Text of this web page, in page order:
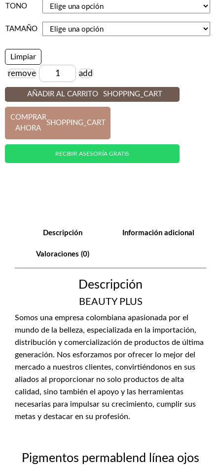
TONO
TAMAÑO
Limpiar
Cantidad
remove add
AÑADIR AL CARRITO SHOPPING_CART
COMPRAR
AHORA
SHOPPING_CART
RECIBIR ASESORÍA GRATIS
Descripción Información adicional
Valoraciones (0)
Descripción
BEAUTY PLUS
Somos una empresa colombiana apasionada por el
mundo de la belleza, especializada en la importación,
distribución y comercialización de productos de última
generación. Nos esforzamos por ofrecer lo mejor del
mercado a nuestros clientes, convirtiéndonos en sus
aliados al proporcionar no solo productos de alta
calidad, sino también el apoyo y las herramientas
necesarias para impulsar su crecimiento, cumplir sus
metas y destacar en su profesión.
Pigmentos permablend línea ojos